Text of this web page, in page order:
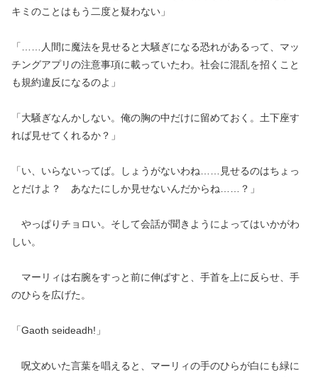
キミのことはもう二度と疑わない」
「……人間に魔法を見せると大騒ぎになる恐れがあるって、マッ
チングアプリの注意事項に載っていたわ。社会に混乱を招くこと
も規約違反になるのよ」
「大騒ぎなんかしない。俺の胸の中だけに留めておく。土下座す
れば見せてくれるか？」
「い、いらないってば。しょうがないわね……見せるのはちょっ
とだけよ？ あなたにしか見せないんだからね……？」
やっぱりチョロい。そして会話が聞きようによってはいかがわ
しい。
マーリィは右腕をすっと前に伸ばすと、手首を上に反らせ、手
のひらを広げた。
「Gaoth seideadh!」
呪文めいた言葉を唱えると、マーリィの手のひらが白にも緑に